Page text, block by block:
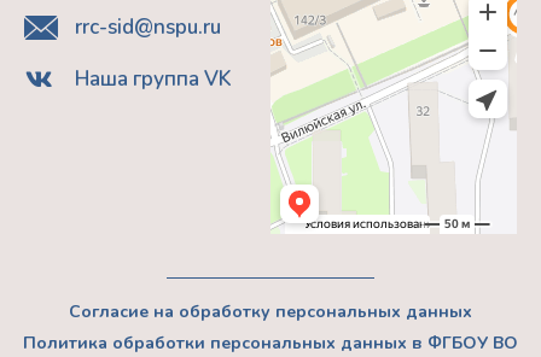
rrc-sid@nspu.ru
Наша группа VK
Согласие на обработку персональных данных
Политика обработки персональных данных в ФГБОУ ВО